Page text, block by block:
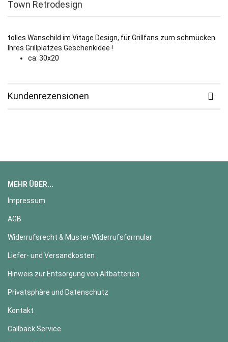
Town Retrodesign
tolles Wanschild im Vitage Design, für Grillfans zum schmücken
Ihres Grillplatzes.Geschenkidee !
ca: 30x20
Kundenrezensionen
MEHR ÜBER...
Impressum
AGB
Widerrufsrecht & Muster-Widerrufsformular
Liefer- und Versandkosten
Hinweis zur Entsorgung von Altbatterien
Privatsphäre und Datenschutz
Kontakt
Callback Service